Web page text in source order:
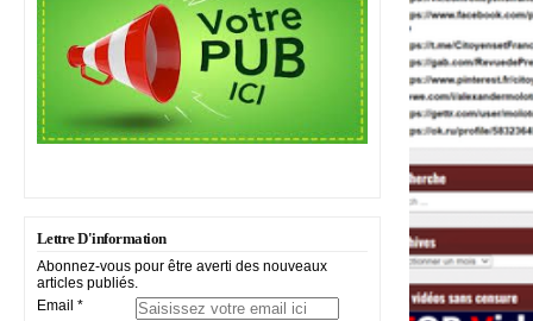
Lettre D'information
Abonnez-vous pour être averti des nouveaux
articles publiés.
Email